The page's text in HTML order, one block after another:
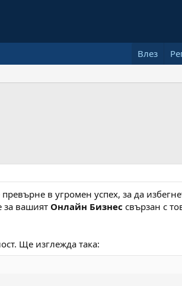
Влез
в угромен успех, за да
за вашият Онлайн Бизнес свързан с
Ще изглежда така: